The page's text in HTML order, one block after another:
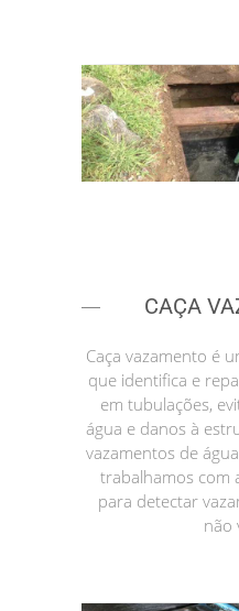
CAÇA
Caça vazamento é
que identifica e
em tubulações,
água e danos à
vazamentos de
trabalhamos com
para detectar
não